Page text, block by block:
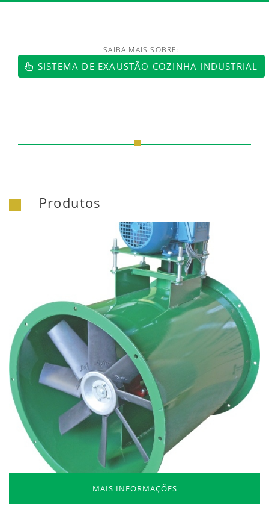
SAIBA MAIS SOBRE:
SISTEMA DE EXAUSTÃO COZINHA INDUSTRIAL
Produtos
MAIS INFORMAÇÕES